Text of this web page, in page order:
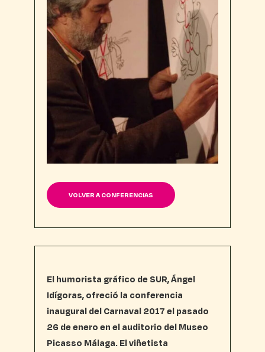
VOLVER A CONFERENCIAS
El humorista gráfico de SUR, Ángel
Idígoras, ofreció la conferencia
inaugural del Carnaval 2017 el pasado
26 de enero en el auditorio del Museo
Picasso Málaga. El viñetista